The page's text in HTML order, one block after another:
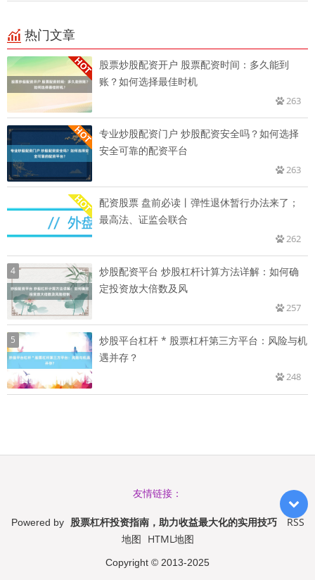
热门文章
股票炒股配资开户 股票配资时间：多久能到
账？如何选择最佳时机
263
专业炒股配资门户 炒股配资安全吗？如何选择
安全可靠的配资平台
263
配资股票 盘前必读丨弹性退休暂行办法来了；
最高法、证监会联合
262
4
炒股配资平台 炒股杠杆计算方法详解：如何确
定投资放大倍数及风
257
5
炒股平台杠杆 * 股票杠杆第三方平台：风险与机
遇并存？
248
友情链接：
Powered by 股票杠杆投资指南，助力收益最大化的实用技巧
RSS
地图 HTML地图
Copyright © 2013-2025